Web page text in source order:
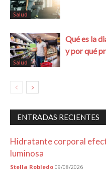
Salud
Salud
Qué es la
y por qué
ENTRADAS RECIENTES
Hidratante corporal
luminosa
Stella Robledo 09/08/2026